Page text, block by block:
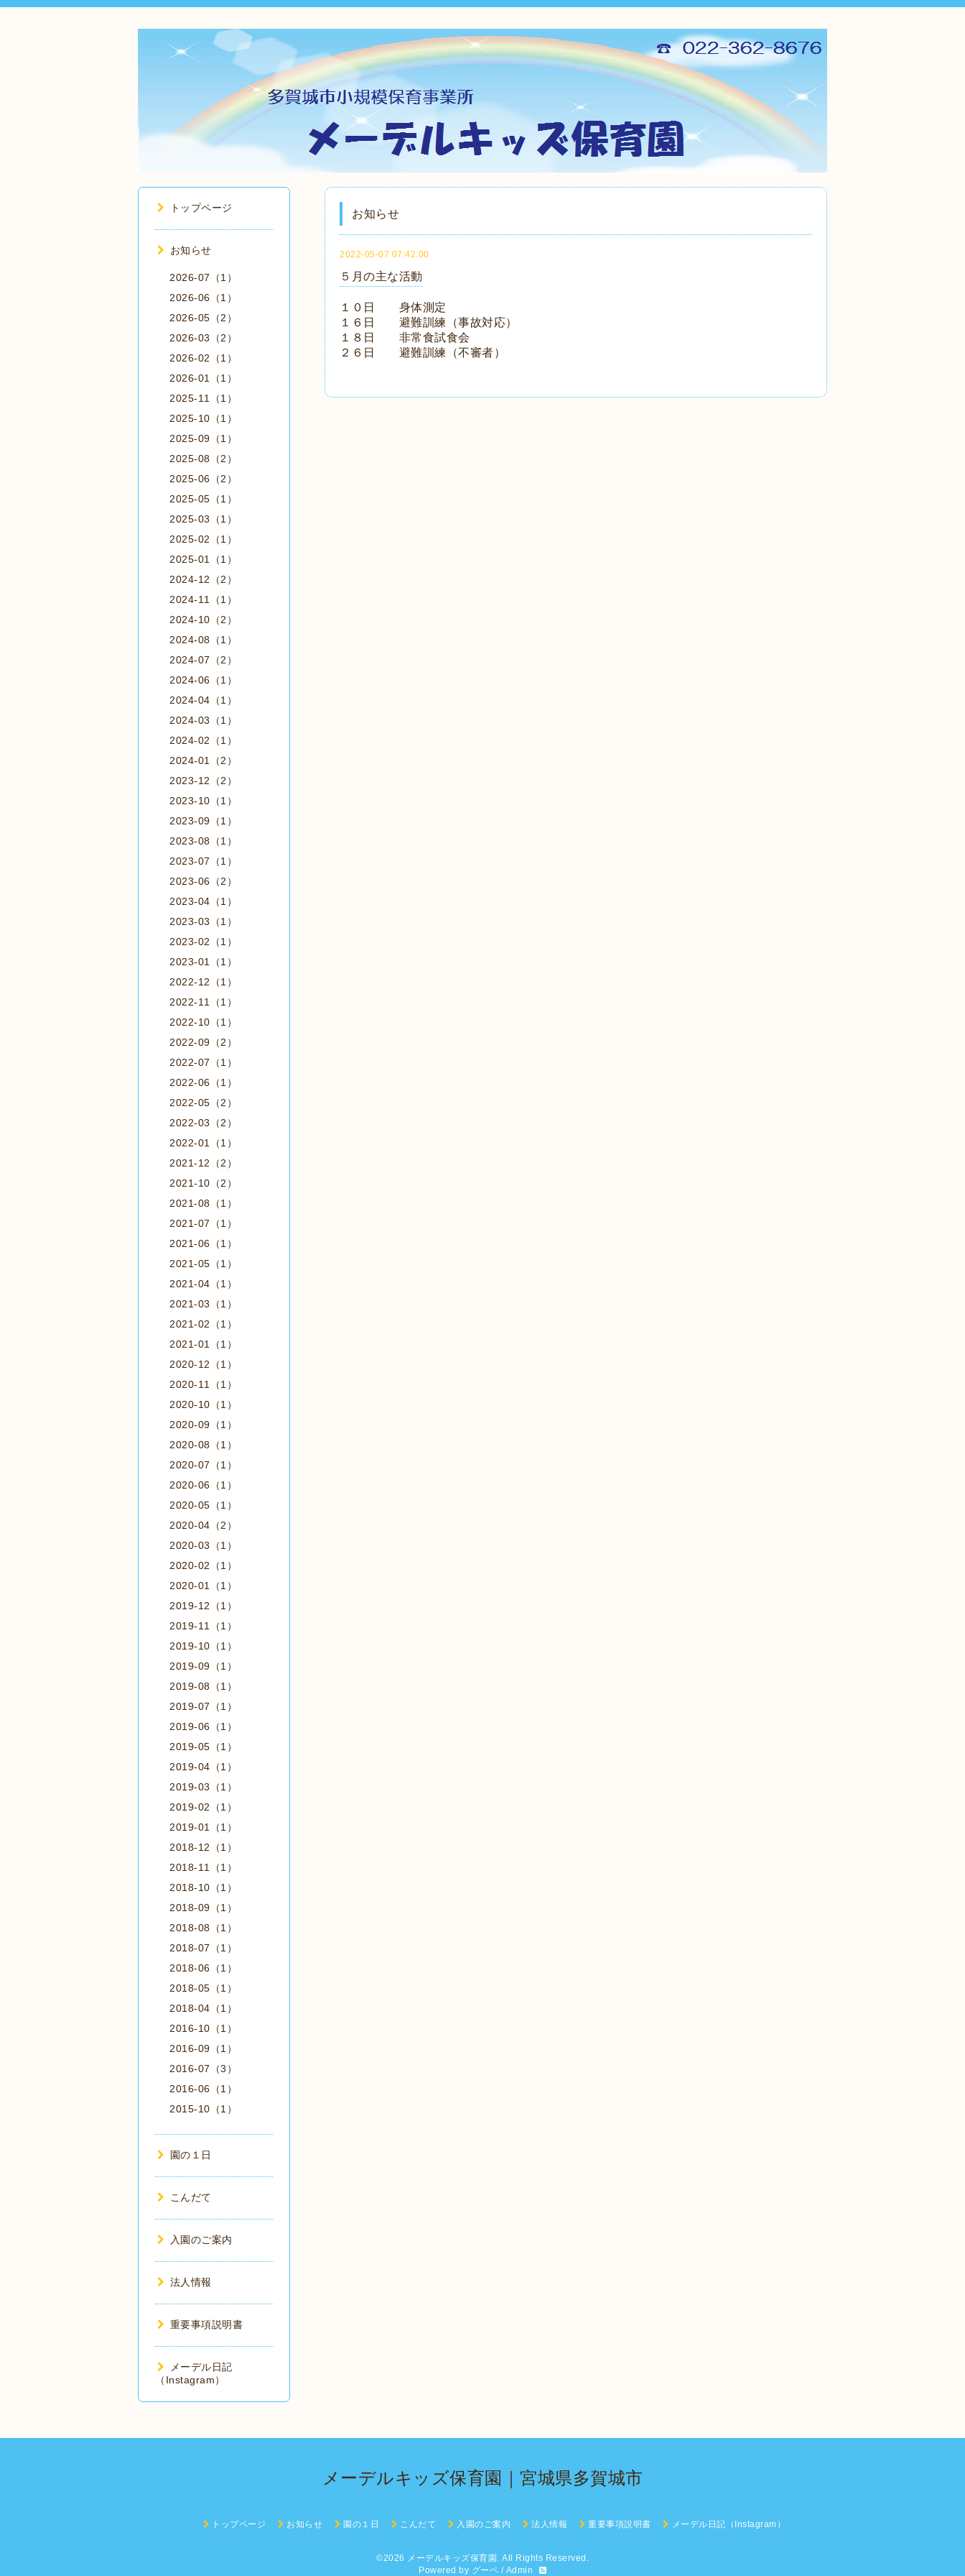
お知らせ
2022-05-07 07:42:00
５月の主な活動
１０日 身体測定
１６日 避難訓練（事故対応）
１８日 非常食試食会
２６日 避難訓練（不審者）
トップページ
お知らせ
2026-07（1）
2026-06（1）
2026-05（2）
2026-03（2）
2026-02（1）
2026-01（1）
2025-11（1）
2025-10（1）
2025-09（1）
2025-08（2）
2025-06（2）
2025-05（1）
2025-03（1）
2025-02（1）
2025-01（1）
2024-12（2）
2024-11（1）
2024-10（2）
2024-08（1）
2024-07（2）
2024-06（1）
2024-04（1）
2024-03（1）
2024-02（1）
2024-01（2）
2023-12（2）
2023-10（1）
2023-09（1）
2023-08（1）
2023-07（1）
2023-06（2）
2023-04（1）
2023-03（1）
2023-02（1）
2023-01（1）
2022-12（1）
2022-11（1）
2022-10（1）
2022-09（2）
2022-07（1）
2022-06（1）
2022-05（2）
2022-03（2）
2022-01（1）
2021-12（2）
2021-10（2）
2021-08（1）
2021-07（1）
2021-06（1）
2021-05（1）
2021-04（1）
2021-03（1）
2021-02（1）
2021-01（1）
2020-12（1）
2020-11（1）
2020-10（1）
2020-09（1）
2020-08（1）
2020-07（1）
2020-06（1）
2020-05（1）
2020-04（2）
2020-03（1）
2020-02（1）
2020-01（1）
2019-12（1）
2019-11（1）
2019-10（1）
2019-09（1）
2019-08（1）
2019-07（1）
2019-06（1）
2019-05（1）
2019-04（1）
2019-03（1）
2019-02（1）
2019-01（1）
2018-12（1）
2018-11（1）
2018-10（1）
2018-09（1）
2018-08（1）
2018-07（1）
2018-06（1）
2018-05（1）
2018-04（1）
2016-10（1）
2016-09（1）
2016-07（3）
2016-06（1）
2015-10（1）
園の１日
こんだて
入園のご案内
法人情報
重要事項説明書
メーデル日記
（Instagram）
メーデルキッズ保育園｜宮城県多賀城市
トップページ お知らせ 園の１日 こんだて 入園のご案内 法人情報 重要事項説明書 メーデル日記（Instagram）
©2026 メーデルキッズ保育園 . All Rights Reserved.
Powered by グーペ / Admin